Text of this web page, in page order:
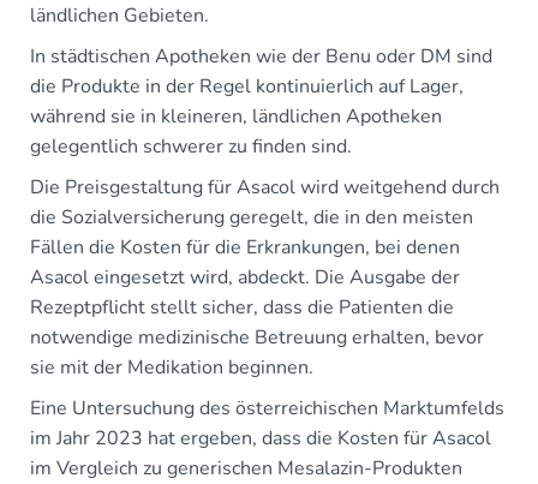
ländlichen Gebieten.
In städtischen Apotheken wie der Benu oder DM sind
die Produkte in der Regel kontinuierlich auf Lager,
während sie in kleineren, ländlichen Apotheken
gelegentlich schwerer zu finden sind.
Die Preisgestaltung für Asacol wird weitgehend durch
die Sozialversicherung geregelt, die in den meisten
Fällen die Kosten für die Erkrankungen, bei denen
Asacol eingesetzt wird, abdeckt. Die Ausgabe der
Rezeptpflicht stellt sicher, dass die Patienten die
notwendige medizinische Betreuung erhalten, bevor
sie mit der Medikation beginnen.
Eine Untersuchung des österreichischen Marktumfelds
im Jahr 2023 hat ergeben, dass die Kosten für Asacol
im Vergleich zu generischen Mesalazin-Produkten